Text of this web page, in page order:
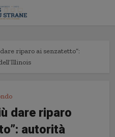
riparo ai senzatetto”:
dare riparo
autorità